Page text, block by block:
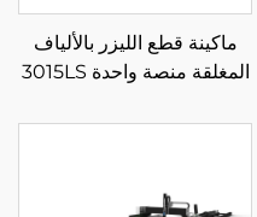
ماكينة قطع الليزر بالألياف
المغلقة منصة واحدة 3015LS